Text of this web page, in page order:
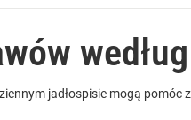
jadłospisie mogą pomóc